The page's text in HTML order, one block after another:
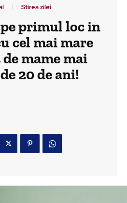
Stirea zilei
primul loc in
cel mai mare
mame mai
20 de ani!